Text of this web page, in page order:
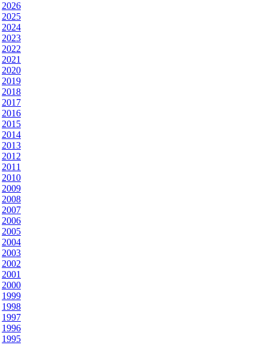
2026
2025
2024
2023
2022
2021
2020
2019
2018
2017
2016
2015
2014
2013
2012
2011
2010
2009
2008
2007
2006
2005
2004
2003
2002
2001
2000
1999
1998
1997
1996
1995